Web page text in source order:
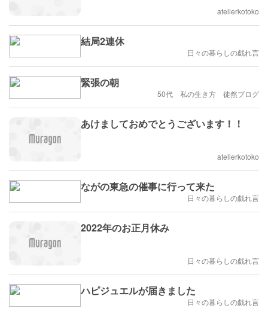
atelierkotoko
結局2連休
日々の暮らしの戯れ言
緊張の朝
50代 私の生き方 徒然ブログ
あけましておめでとうございます！！
atelierkotoko
ながの東急の催事に行って来た
日々の暮らしの戯れ言
2022年のお正月休み
日々の暮らしの戯れ言
ハピジュエルが届きました
日々の暮らしの戯れ言